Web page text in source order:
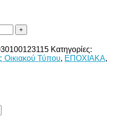
Κατηγορίες:
Οικιακού Τύπου, ΕΠΟΧΙΑΚΑ,